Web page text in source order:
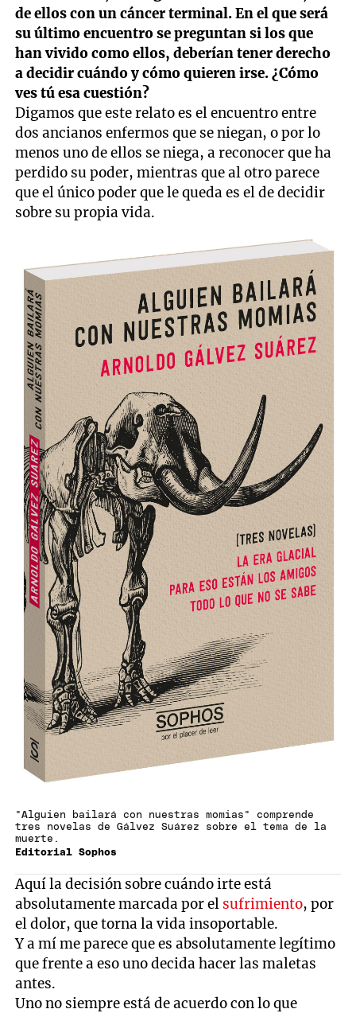
de ellos con un cáncer terminal. En el que será
su último encuentro se preguntan si los que
han vivido como ellos, deberían tener derecho
a decidir cuándo y cómo quieren irse. ¿Cómo
ves tú esa cuestión?
Digamos que este relato es el encuentro entre
dos ancianos enfermos que se niegan, o por lo
menos uno de ellos se niega, a reconocer que ha
perdido su poder, mientras que al otro parece
que el único poder que le queda es el de decidir
sobre su propia vida.
Editorial Sophos
"Alguien bailará con nuestras momias" comprende
tres novelas de Gálvez Suárez sobre el tema de la
muerte.
Aquí la decisión sobre cuándo irte está
absolutamente marcada por el sufrimiento, por
el dolor, que torna la vida insoportable.
Y a mí me parece que es absolutamente legítimo
que frente a eso uno decida hacer las maletas
antes.
Uno no siempre está de acuerdo con lo que